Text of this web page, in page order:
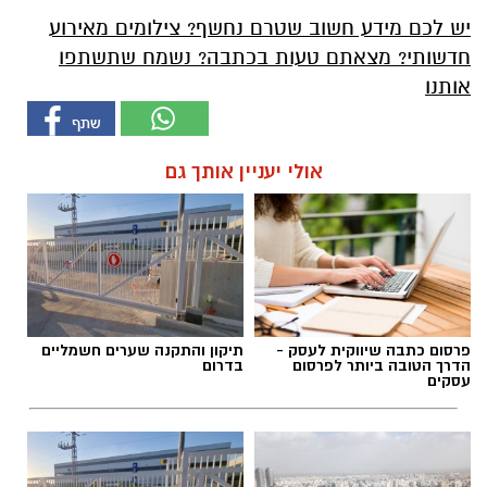
יש לכם מידע חשוב שטרם נחשף? צילומים מאירוע
חדשותי? מצאתם טעות בכתבה? נשמח שתשתפו
אותנו
אולי יעניין אותך גם
פרסום כתבה שיווקית לעסק -
הדרך הטובה ביותר לפרסום
עסקים
תיקון והתקנה שערים חשמליים
בדרום